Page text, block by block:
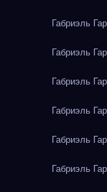
Габриэль
Габриэль
Габриэль
Габриэль
Габриэль
Габриэль